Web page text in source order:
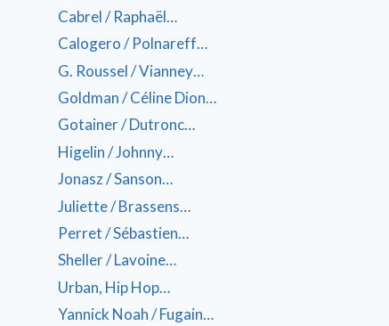
Cabrel / Raphaël…
Calogero / Polnareff…
G. Roussel / Vianney…
Goldman / Céline Dion…
Gotainer / Dutronc…
Higelin / Johnny…
Jonasz / Sanson…
Juliette / Brassens…
Perret / Sébastien…
Sheller / Lavoine…
Urban, Hip Hop…
Yannick Noah / Fugain…